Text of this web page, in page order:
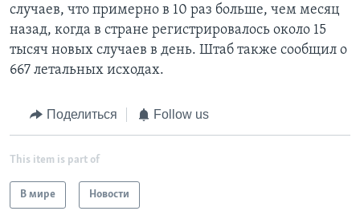
случаев, что примерно в 10 раз больше, чем месяц
назад, когда в стране регистрировалось около 15
тысяч новых случаев в день. Штаб также сообщил о
667 летальных исходах.
Поделиться Follow us
This item is part of
В мире Новости